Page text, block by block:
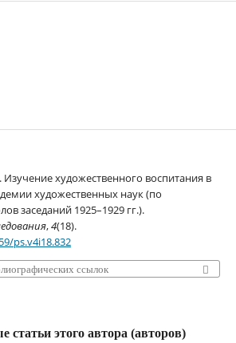
Изучение художественного воспитания в
художественных наук (по
заседаний 1925–1929 гг.).
,4(18).
ps.v4i18.832
ссылок
статьи этого автора (авторов)